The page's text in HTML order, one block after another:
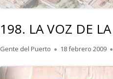
198. LA VOZ DE
Autor
Gente del Puerto
Publicado
18 febrero 2009